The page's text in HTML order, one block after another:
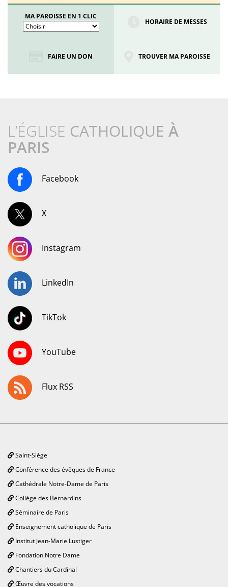
MA PAROISSE EN 1 CLIC
HORAIRE DE MESSES
FAIRE UN DON TROUVER MA PAROISSE
L’ÉGLISE CATHOLIQUE À
PARIS
Facebook
X
Instagram
LinkedIn
TikTok
YouTube
Flux RSS
Saint-Siège
Conférence des évêques de France
Cathédrale Notre-Dame de Paris
Collège des Bernardins
Séminaire de Paris
Enseignement catholique de Paris
Institut Jean-Marie Lustiger
Fondation Notre Dame
Chantiers du Cardinal
Œuvre des vocations